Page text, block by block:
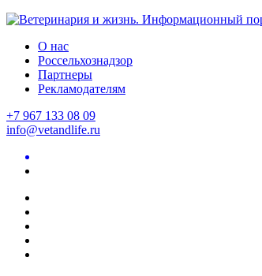
О нас
Россельхознадзор
Партнеры
Рекламодателям
+7 967 133 08 09
info@vetandlife.ru